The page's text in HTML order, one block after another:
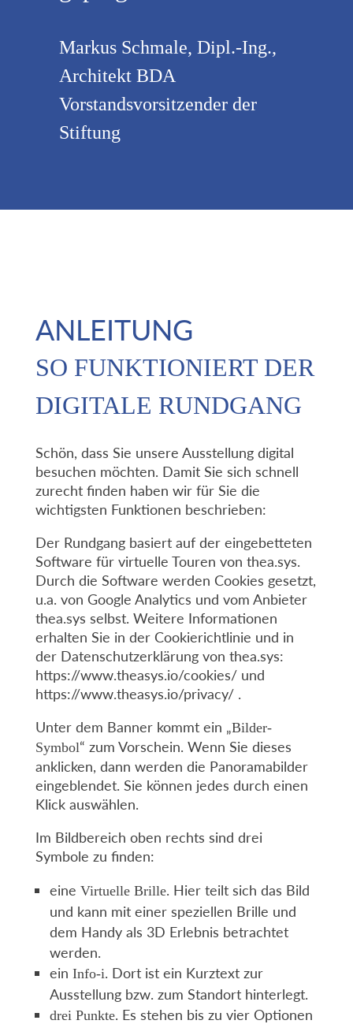
Markus Schmale, Dipl.-Ing.,
Architekt BDA
Vorstandsvorsitzender der
Stiftung
ANLEITUNG
SO FUNKTIONIERT DER
DIGITALE RUNDGANG
Schön, dass Sie unsere Ausstellung digital
besuchen möchten. Damit Sie sich schnell
zurecht finden haben wir für Sie die
wichtigsten Funktionen beschrieben:
Der Rundgang basiert auf der eingebetteten
Software für virtuelle Touren von thea.sys.
Durch die Software werden Cookies gesetzt,
u.a. von Google Analytics und vom Anbieter
thea.sys selbst. Weitere Informationen
erhalten Sie in der Cookierichtlinie und in
der Datenschutzerklärung von thea.sys:
https://www.theasys.io/cookies/ und
https://www.theasys.io/privacy/ .
Unter dem Banner kommt ein „Bilder-
Symbol“ zum Vorschein. Wenn Sie dieses
anklicken, dann werden die Panoramabilder
eingeblendet. Sie können jedes durch einen
Klick auswählen.
Im Bildbereich oben rechts sind drei
Symbole zu finden:
eine Virtuelle Brille. Hier teilt sich das Bild
und kann mit einer speziellen Brille und
dem Handy als 3D Erlebnis betrachtet
werden.
ein Info-i. Dort ist ein Kurztext zur
Ausstellung bzw. zum Standort hinterlegt.
drei Punkte. Es stehen bis zu vier Optionen